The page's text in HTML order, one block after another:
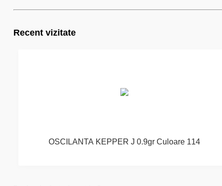
Recent vizitate
OSCILANTA KEPPER J 0.9gr Culoare 114